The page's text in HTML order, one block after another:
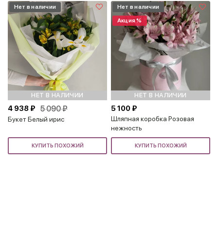
НЕТ В НАЛИЧИИ
Нет в наличии
4 938 ₽ 5 090 ₽
Букет Белый ирис
КУПИТЬ ПОХОЖИЙ
НЕТ В НАЛИЧИИ
Нет в наличии
Акция %
5 100 ₽
Шляпная коробка Розовая
нежность
КУПИТЬ ПОХОЖИЙ